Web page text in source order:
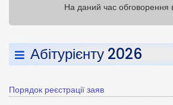
На даний час обговорення
Абітурієнту 2026
Порядок реєстрації заяв